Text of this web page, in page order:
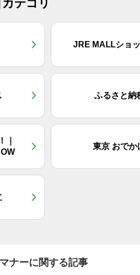
テゴリ
JRE MALLショ
ふるさと納
｜
東京 おでか
ナーに関する記事